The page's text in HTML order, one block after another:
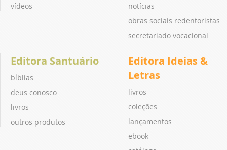
vídeos
notícias
obras sociais redentoristas
secretariado vocacional
Editora Santuário
bíblias
deus conosco
livros
outros produtos
Editora Ideias &
Letras
livros
coleções
lançamentos
ebook